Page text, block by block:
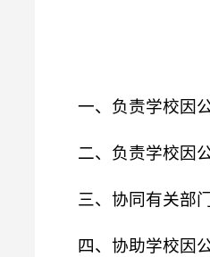
一、负责学校因
二、负责学校因
三、协同有关部
四、协助学校因